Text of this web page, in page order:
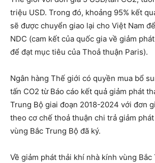
triệu USD. Trong đó, khoảng 95% kết
sẽ được chuyển giao lại cho Việt Nam
NDC (cam kết của quốc gia về giảm
để đạt mục tiêu của Thoả thuận Paris).
Ngân hàng Thế giới có quyền mua bổ
tấn CO2 từ Báo cáo kết quả giảm phát
Trung Bộ giai đoạn 2018-2024 với đơn
theo cơ chế thoả thuận chi trả giảm
vùng Bắc Trung Bộ đã ký.
Về giảm phát thải khí nhà kính vùng